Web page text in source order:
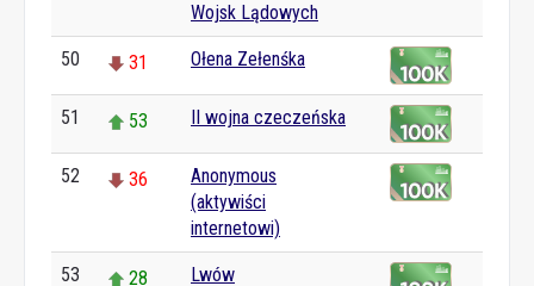
Wojsk Lądowych
50 31 Ołena Zełenśka
51 53 II wojna czeczeńska
52 36
Anonymous
(aktywiści
internetowi)
53 28 Lwów